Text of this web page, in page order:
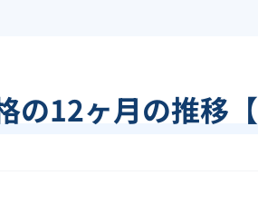
の12ヶ月の推移【